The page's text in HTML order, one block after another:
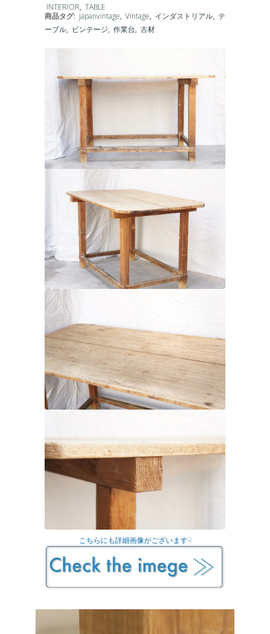
INTERIOR, TABLE
商品タグ: japanvintage, Vintage, インダストリアル, テ
ーブル, ビンテージ, 作業台, 古材
こちらにも詳細画像がございます☟